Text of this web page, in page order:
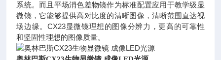
系统。而且平场消色差物镜作为标准配置应用于教学级显
微镜，它能够提供高对比度的清晰图像，清晰范围直达视
场边缘。CX23显微镜理想的图像分辨力，更高的可靠性
和坚固性理想的图像质量。